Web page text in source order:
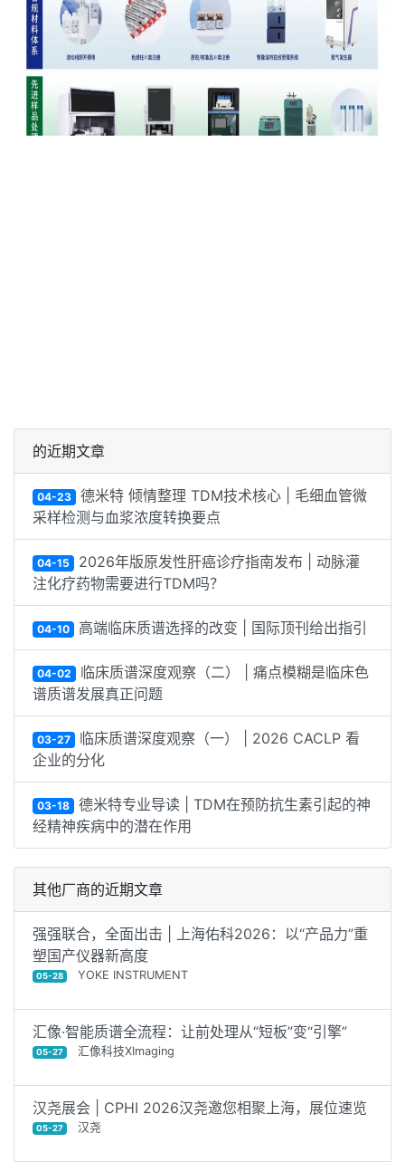
的近期文章
04-23 德米特 倾情整理 TDM技术核心 | 毛细血管微
采样检测与血浆浓度转换要点
04-15 2026年版原发性肝癌诊疗指南发布 | 动脉灌
注化疗药物需要进行TDM吗？
04-10 高端临床质谱选择的改变 | 国际顶刊给出指引
04-02 临床质谱深度观察（二） | 痛点模糊是临床色
谱质谱发展真正问题
03-27 临床质谱深度观察（一） | 2026 CACLP 看
企业的分化
03-18 德米特专业导读 | TDM在预防抗生素引起的神
经精神疾病中的潜在作用
其他厂商的近期文章
强强联合，全面出击 | 上海佑科2026：以“产品力”重
塑国产仪器新高度
05-28 YOKE INSTRUMENT
汇像·智能质谱全流程：让前处理从“短板”变“引擎”
05-27 汇像科技XImaging
汉尧展会 | CPHI 2026汉尧邀您相聚上海，展位速览
05-27 汉尧